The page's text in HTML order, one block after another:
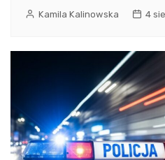
Kamila Kalinowska 4